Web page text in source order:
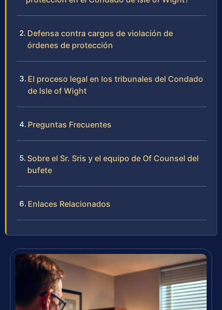
Defensa contra cargos de violación de
órdenes de protección
El proceso legal en los tribunales del Condado
de Isle of Wight
Preguntas Frecuentes
Sobre el Sr. Sris y el equipo de Of Counsel del
bufete
Enlaces Relacionados